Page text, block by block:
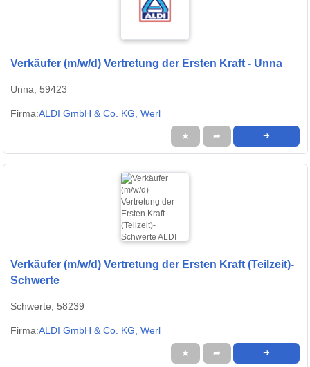
Verkäufer (m/w/d) Vertretung der Ersten Kraft - Unna
Unna, 59423
Firma:ALDI GmbH & Co. KG, Werl
★ ➦ ➜
Verkäufer (m/w/d) Vertretung der Ersten Kraft (Teilzeit)-
Schwerte
Schwerte, 58239
Firma:ALDI GmbH & Co. KG, Werl
★ ➦ ➜